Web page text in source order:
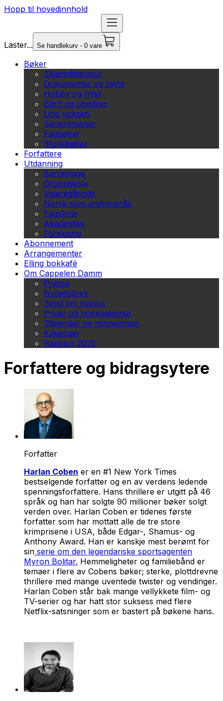
Hopp til hovedinnhold
Laster... Se handlekurv - 0 vare
Bøker
Skjønnlitteratur
Dokumentar og fakta
Hobby og fritid
Barn og ungdom
Ung voksen
Serieromaner
Fagbøker
Skolebøker
Forfattere
Utdanning
Barnehage
Grunnskole
Videregående
Norsk som andrespråk
Fagskole
Akademisk
Forskning
Abonnement
Arrangementer
Elling bokkafé
Om Cappelen Damm
Presse
Nyhetsbrev
Send inn manus
Priser og nominasjoner
Stipender og minnepriser
Kataloger
Rapport 2025
Forfattere og bidragsytere
Forfatter
Harlan Coben er en #1 New York Times
bestselgende forfatter og en av verdens ledende
spenningsforfattere. Hans thrillere er utgitt på 46
språk og han har solgte 90 millioner bøker solgt
verden over. Harlan Coben er tidenes første
forfatter som har mottatt alle de tre store
krimprisene i USA, både Edgar-, Shamus- og
Anthony Award. Han er kanskje mest berømt for
sin serie om den legendariske sportsagenten
Myron Bolitar. Hemmeligheter og familiebånd er
temaer i flere av Cobens bøker; sterke, plottdrevne
thrillere med mange uventede twister og vendinger.
Harlan Coben står bak mange vellykkete film- og
TV-serier og har hatt stor suksess med flere
Netflix-satsninger som er bastert på bøkene hans.